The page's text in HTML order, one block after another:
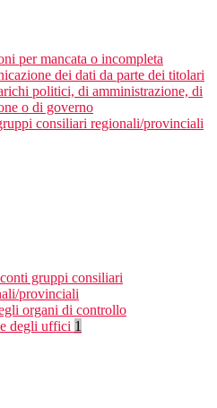
per mancata o incompleta
dei dati da parte dei titolari
politici, di amministrazione, di
o di governo
consiliari regionali/provinciali
gruppi consiliari
provinciali
organi di controllo
degli uffici 1